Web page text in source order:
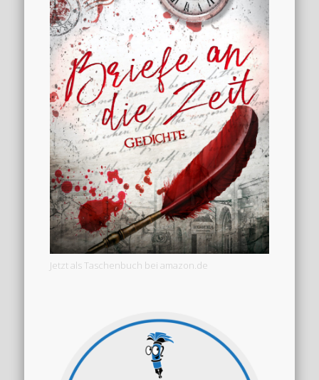
Jetzt als Taschenbuch bei amazon.de